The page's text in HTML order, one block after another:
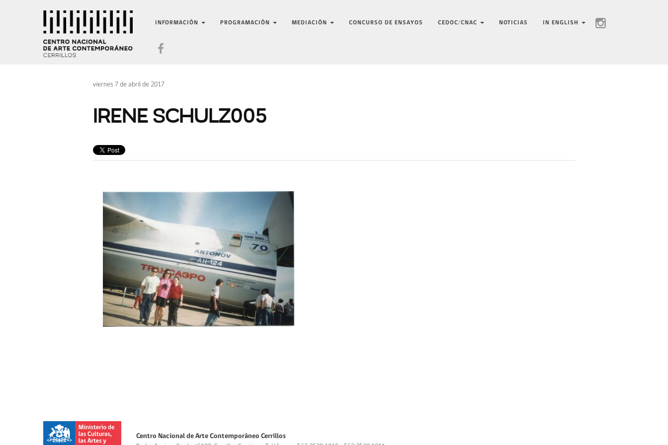
INFORMACIÓN PROGRAMACIÓN MEDIACIÓN CONCURSO DE ENSAYOS CEDOC/CNAC NOTICIAS IN ENGLISH
viernes 7 de abril de 2017
IRENE SCHULZ005
Centro Nacional de Arte Contemporáneo Cerrillos